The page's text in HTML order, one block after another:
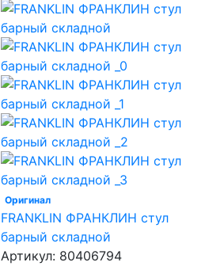
Оригинал
FRANKLIN ФРАНКЛИН стул
барный складной
Артикул: 80406794